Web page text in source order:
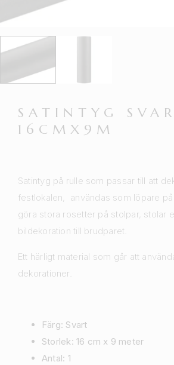
SATINTYG
16CMX9M
Satintyg på rulle som passar till att
festlokalen, användas som löpare
göra stora rosetter på stolpar, stolar
bildekoration till brudparet.
Ett härligt material som går att
dekorationer.
Färg: Svart
Storlek: 16 cm x 9 meter
Antal: 1